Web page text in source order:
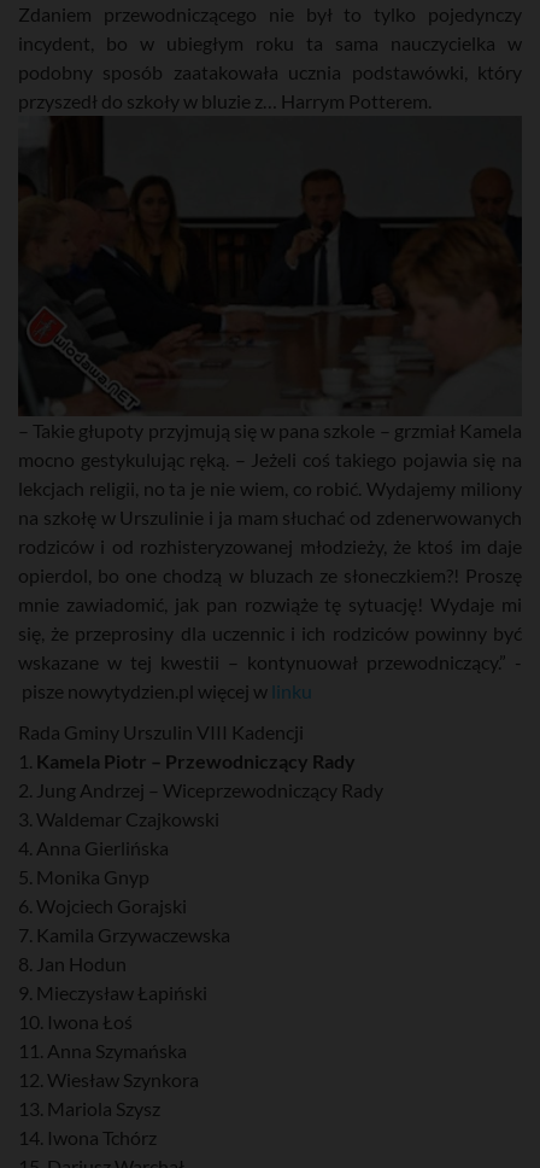
Zdaniem przewodniczącego nie był to tylko pojedynczy
incydent, bo w ubiegłym roku ta sama nauczycielka w
podobny sposób zaatakowała ucznia podstawówki, który
przyszedł do szkoły w bluzie z… Harrym Potterem.
– Takie głupoty przyjmują się w pana szkole – grzmiał Kamela
mocno gestykulując ręką. – Jeżeli coś takiego pojawia się na
lekcjach religii, no ta je nie wiem, co robić. Wydajemy miliony
na szkołę w Urszulinie i ja mam słuchać od zdenerwowanych
rodziców i od rozhisteryzowanej młodzieży, że ktoś im daje
opierdol, bo one chodzą w bluzach ze słoneczkiem?! Proszę
mnie zawiadomić, jak pan rozwiąże tę sytuację! Wydaje mi
się, że przeprosiny dla uczennic i ich rodziców powinny być
wskazane w tej kwestii – kontynuował przewodniczący.” -
pisze nowytydzien.pl więcej w linku
Rada Gminy Urszulin VIII Kadencji
1. Kamela Piotr – Przewodniczący Rady
2. Jung Andrzej – Wiceprzewodniczący Rady
3. Waldemar Czajkowski
4. Anna Gierlińska
5. Monika Gnyp
6. Wojciech Gorajski
7. Kamila Grzywaczewska
8. Jan Hodun
9. Mieczysław Łapiński
10. Iwona Łoś
11. Anna Szymańska
12. Wiesław Szynkora
13. Mariola Szysz
14. Iwona Tchórz